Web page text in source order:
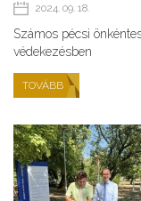
2024. 09. 18.
Számos pécsi
védekezésben
TOVÁBB